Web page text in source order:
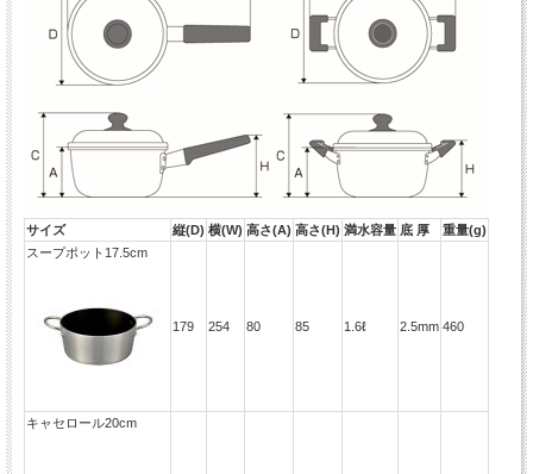
サイズ 縦(D) 横(W) 高さ(A) 高さ(H) 満水容量 底 厚
重量(g)
スープポット17.5cm
179 254 80 85 1.6ℓ 2.5mm 460
キャセロール20cm